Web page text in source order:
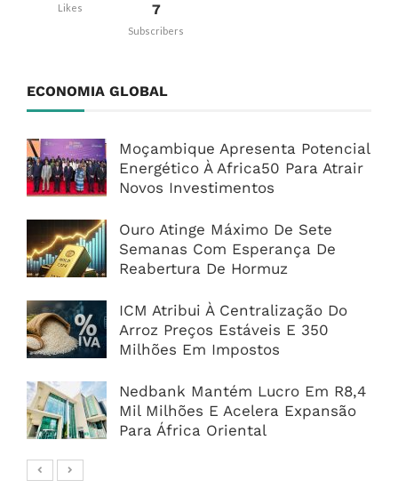
Likes 7
Subscribers
ECONOMIA GLOBAL
Moçambique Apresenta Potencial
Energético À Africa50 Para Atrair
Novos Investimentos
Ouro Atinge Máximo De Sete
Semanas Com Esperança De
Reabertura De Hormuz
ICM Atribui À Centralização Do
Arroz Preços Estáveis E 350
Milhões Em Impostos
Nedbank Mantém Lucro Em R8,4
Mil Milhões E Acelera Expansão
Para África Oriental